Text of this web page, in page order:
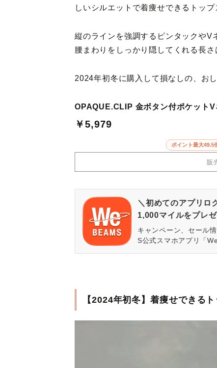
しいシルエットで着痩せできるトップ
縦のラインを強調するピンタックや
腰まわりをしっかり隠してくれる長
2024年初冬に購入して損なしの、お
OPAQUE.CLIP 金ボタン付ポケットV
￥5,979
ポイント最大49.5
販
＼初めてのアプリロ
1,000マイルをプレゼ
キャンペーン、セール
S公式スマホアプリ「
【2024年初冬】着痩せできる